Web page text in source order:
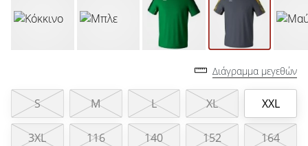
μάρκας
Εμφάνιση
όλων των
άρθρων
Διάγραμμα μεγεθών
S M L XL XXL
3XL 116 140 152 164